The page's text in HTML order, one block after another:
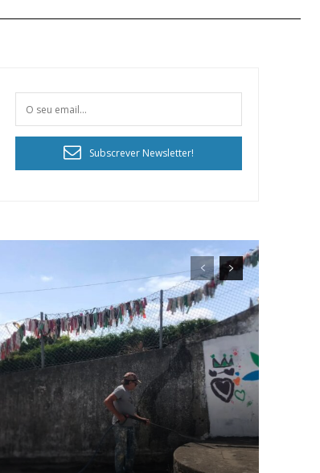
Subscrever Newsletter!